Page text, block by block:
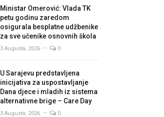
Ministar Omerović: Vlada TK
petu godinu zaredom
osigurala besplatne udžbenike
za sve učenike osnovnih škola
3 Augusta, 2026 0
U Sarajevu predstavljena
inicijativa za uspostavljanje
Dana djece i mladih iz sistema
alternativne brige – Care Day
3 Augusta, 2026 0